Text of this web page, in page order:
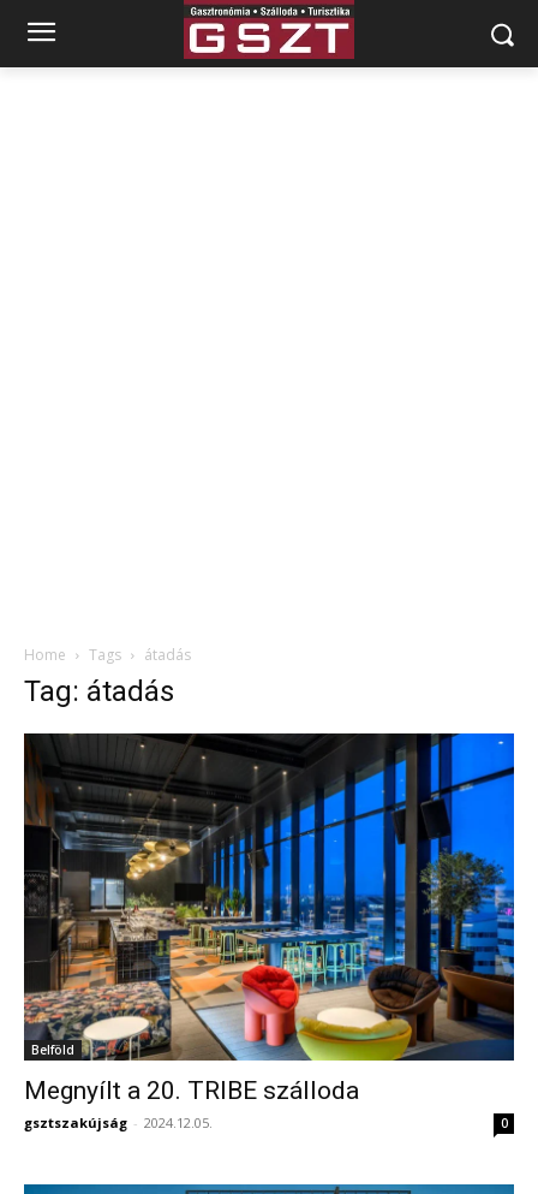
Home Tags átadás
Tag: átadás
Belföld
Megnyílt a 20. TRIBE szálloda
gsztszakújság - 2024.12.05. 0